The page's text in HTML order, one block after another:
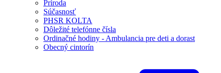
Príroda
Súčasnosť
PHSR KOLTA
Dôležité telefónne čísla
Ordinačné hodiny - Ambulancia pre deti a dorast
Obecný cintorín